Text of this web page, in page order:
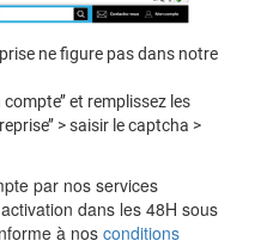
ne figure pas dans notre
compte’’ et remplissez les
> saisir le captcha >
par nos services
dans les 48H sous
à nos conditions